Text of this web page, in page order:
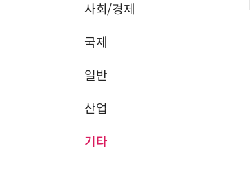
사회/경제
국제
일반
산업
기타